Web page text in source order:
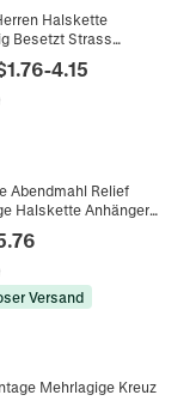
Halskette
Besetzt Strass
Zinklegierung
Schmuck
1.76-4.15
Abendmahl Relief
Halskette Anhänger
Hop Strass Rand Box
Herren Schmuck
Versand
Mehrlagige Kreuz